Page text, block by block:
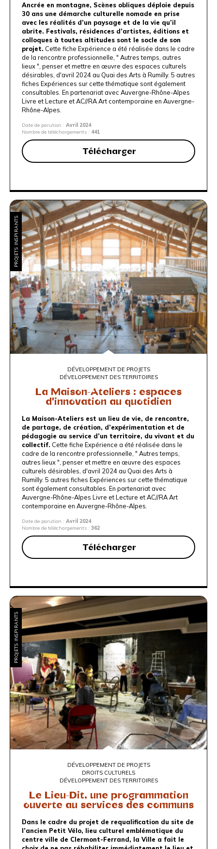
Ancrée en montagne, Scènes obliques déploie depuis
30 ans une démarche culturelle nomade en prise
avec les réalités d’un paysage et de la vie qu’il
abrite. Festivals, résidences d’artistes, éditions et
colloques à toutes altitudes sont le socle de son
projet. Cette fiche Expérience a été réalisée dans le cadre
de la rencontre professionnelle, " Autres temps, autres
lieux ", penser et mettre en œuvre des espaces culturels
désirables , d'avril 2024 au Quai des Arts à Rumilly. 5 autres
fiches Expériences sur cette thématique sont également
consultables . En partenariat avec Auvergne-Rhône-Alpes
Livre et Lecture et AC//RA Art contemporaine en Auvergne-
Rhône-Alpes
Date de parution : Avril 2024
Nombre de téléchargements : 441
Télécharger
PROJETS INSPIRANTS
DÉVELOPPEMENT DE PROJETS
DÉVELOPPEMENT DES TERRITOIRES
La Maison-Ateliers : espaces
d'innovation au quotidien
La Maison-Ateliers est un lieu de vie, de rencontre,
de partage, de création, d’expérimentation et de
pédagogie au service d’un territoire, du vivant et du
collectif. Cette fiche Expérience a été réalisée dans le
cadre de la rencontre professionnelle, " Autres temps,
autres lieux ", penser et mettre en œuvre des espaces
culturels désirables , d'avril 2024 au Quai des Arts à
Rumilly. 5 autres fiches Expériences sur cette thématique
sont également consultables . En partenariat avec
Auvergne-Rhône-Alpes Livre et Lecture et AC//RA Art
contemporaine en Auvergne-Rhône-Alpes
Date de parution : Avril 2024
Nombre de téléchargements : 362
Télécharger
PROJETS INSPIRANTS
DÉVELOPPEMENT DE PROJETS
DROITS CULTURELS
DÉVELOPPEMENT DES TERRITOIRES
Le Lieu-Dit, une programmation
ouverte au services des communs
Dans le cadre du projet de requalification du site de
l’ancien Petit Vélo, lieu culturel emblématique du
centre ville de Clermont-Ferrand, la Ville a fait le